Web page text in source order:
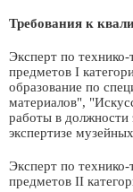
Требования к
Эксперт по технико-
предметов I
образование по
материалов",
работы в должности
экспертизе
Эксперт по технико-
предметов II